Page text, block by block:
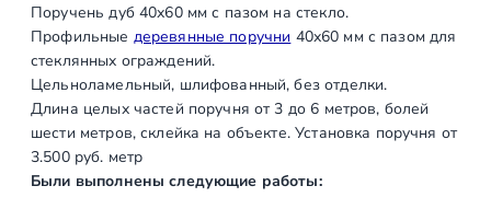
6
0
м
Поручень дуб 40х60 мм с пазом на стекло.
Профильные деревянные поручни 40х60 мм с пазом для
стеклянных ограждений.
Цельноламельный, шлифованный, без отделки.
Длина целых частей поручня от 3 до 6 метров, болей
шести метров, склейка на объекте. Установка поручня от
3.500 руб. метр
Были выполнены следующие работы: